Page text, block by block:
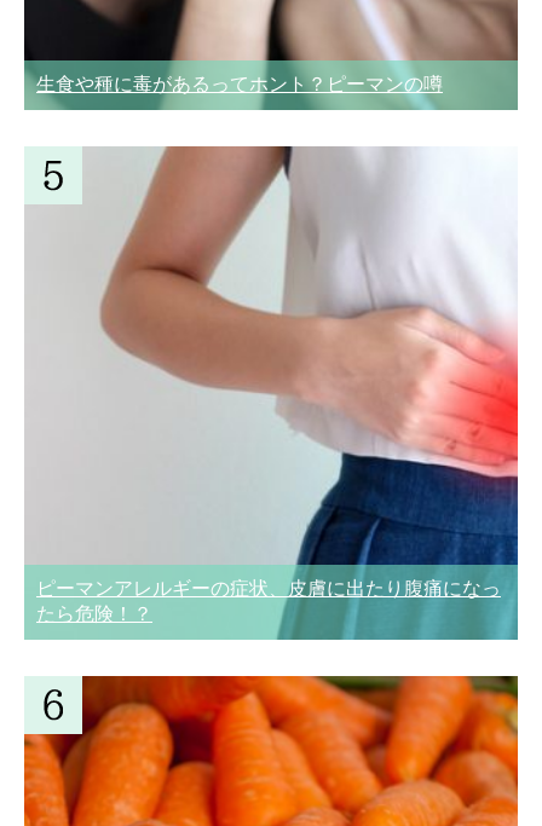
生食や種に毒があるってホント？ピーマンの噂
ピーマンアレルギーの症状、皮膚に出たり腹痛になっ
たら危険！？